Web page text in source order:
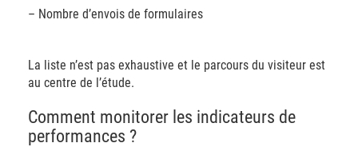
– Nombre d’envois de formulaires
La liste n’est pas exhaustive et le parcours du visiteur est
au centre de l’étude.
Comment monitorer les indicateurs de
performances ?